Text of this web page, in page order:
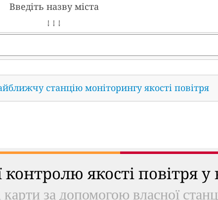
Введіть назву міста
↓ ↓ ↓
станцію моніторингу якості повітря
контролю якості повітря
за допомогою власної